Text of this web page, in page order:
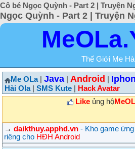
Cô bé Ngọc Quỳnh - Part 2 | Truyện
Ngọc Quỳnh - Part 2 | Truyện
Thế Giới Me
Me OLa| Java Android
Hài Ola| SMS Kute
Hack Avatar
Likeủng hộ
→ daikthuy.apphd.vn - Kho game
riêng cho HĐH Android